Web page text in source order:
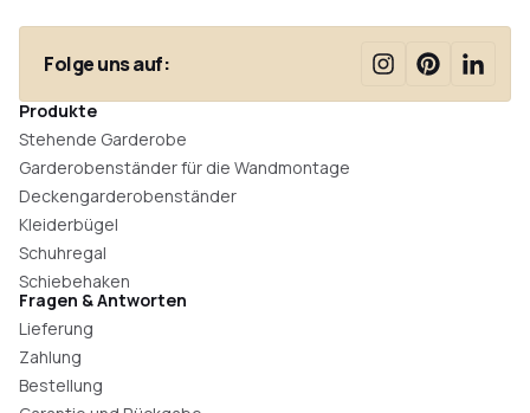
Folge uns auf:
Produkte
Stehende Garderobe
Garderobenständer für die Wandmontage
Deckengarderobenständer
Kleiderbügel
Schuhregal
Schiebehaken
Fragen & Antworten
Lieferung
Zahlung
Bestellung